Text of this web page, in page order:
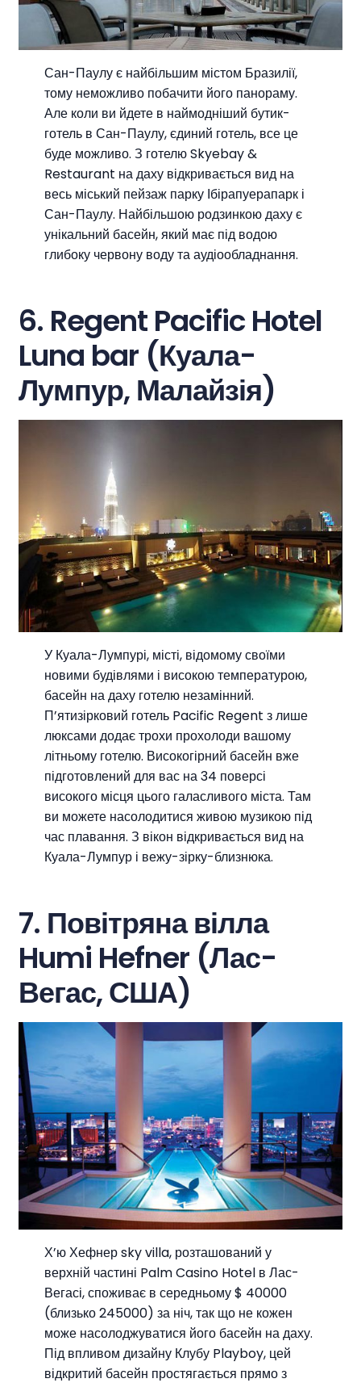
Сан-Паулу є найбільшим містом Бразилії,
тому неможливо побачити його панораму.
Але коли ви йдете в наймодніший бутик-
готель в Сан-Паулу, єдиний готель, все це
буде можливо. З готелю Skyebay &
Restaurant на даху відкривається вид на
весь міський пейзаж парку Ібірапуерапарк і
Сан-Паулу. Найбільшою родзинкою даху є
унікальний басейн, який має під водою
глибоку червону воду та аудіообладнання.
6. Regent Pacific Hotel
Luna bar (Куала-
Лумпур, Малайзія)
У Куала-Лумпурі, місті, відомому своїми
новими будівлями і високою температурою,
басейн на даху готелю незамінний.
П’ятизірковий готель Pacific Regent з лише
люксами додає трохи прохолоди вашому
літньому готелю. Високогірний басейн вже
підготовлений для вас на 34 поверсі
високого місця цього галасливого міста. Там
ви можете насолодитися живою музикою під
час плавання. З вікон відкривається вид на
Куала-Лумпур і вежу-зірку-близнюка.
7. Повітряна вілла
Humi Hefner (Лас-
Вегас, США)
Х’ю Хефнер sky villa, розташований у
верхній частині Palm Casino Hotel в Лас-
Вегасі, споживає в середньому $ 40000
(близько 245000) за ніч, так що не кожен
може насолоджуватися його басейн на даху.
Під впливом дизайну Клубу Playboy, цей
відкритий басейн простягається прямо з